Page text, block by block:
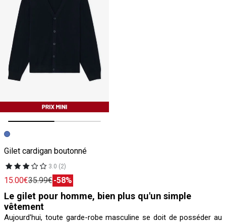
Image précédente
Image suivante
Gilet cardigan boutonné
3.0 (2)
15.00€35.99€-58%
Le gilet pour homme, bien plus qu'un simple
vêtement
Aujourd'hui, toute garde-robe masculine se doit de posséder au